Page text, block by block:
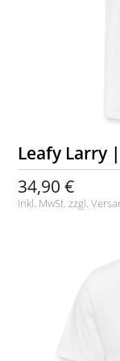
Leafy Larry
34,90 €
inkl. MwSt. zzgl.